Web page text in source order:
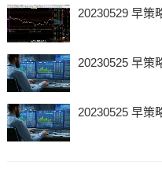
20230529 早策
20230525 早策
20230525 早策